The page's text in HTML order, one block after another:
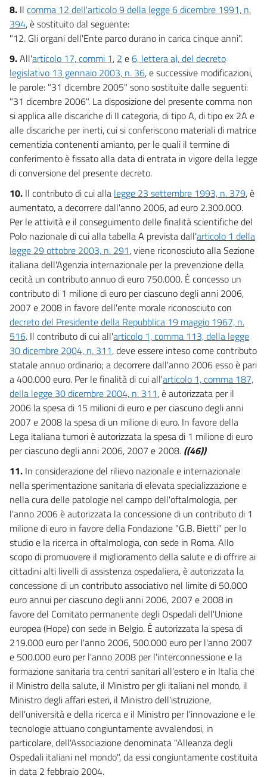
8. Il comma 12 dell'articolo 9 della legge 6 dicembre 1991, n.
394, è sostituito dal seguente:
"12. Gli organi dell'Ente parco durano in carica cinque anni".
9.All'articolo 17, commi 1, 2 e6, lettera a), del decreto
legislativo 13 gennaio 2003, n. 36, e successive modificazioni,
le parole: "31 dicembre 2005" sono sostituite dalle seguenti:
"31 dicembre 2006". La disposizione del presente comma non
si applica alle discariche di II categoria, di tipo A, di tipo ex 2A e
alle discariche per inerti, cui si conferiscono materiali di matrice
cementizia contenenti amianto, per le quali il termine di
conferimento è fissato alla data di entrata in vigore della legge
di conversione del presente decreto.
10. Il contributo di cui alla legge 23 settembre 1993, n. 379, è
aumentato, a decorrere dall'anno 2006, ad euro 2.300.000.
Per le attività e il conseguimento delle finalità scientifiche del
Polo nazionale di cui alla tabella A prevista dall'articolo 1 della
legge 29 ottobre 2003, n. 291, viene riconosciuto alla Sezione
italiana dell'Agenzia internazionale per la prevenzione della
cecità un contributo annuo di euro 750.000. È concesso un
contributo di 1 milione di euro per ciascuno degli anni 2006,
2007 e 2008 in favore dell'ente morale riconosciuto con
decreto del Presidente della Repubblica 19 maggio 1967, n.
516. Il contributo di cui all'articolo 1, comma 113, della legge
30 dicembre 2004, n. 311, deve essere inteso come contributo
statale annuo ordinario; a decorrere dall'anno 2006 esso è pari
a 400.000 euro. Per le finalità di cui all'articolo 1, comma 187,
della legge 30 dicembre 2004, n. 311, è autorizzata per il
2006 la spesa di 15 milioni di euro e per ciascuno degli anni
2007 e 2008 la spesa di un milione di euro. In favore della
Lega italiana tumori è autorizzata la spesa di 1 milione di euro
per ciascuno degli anni 2006, 2007 e 2008. ((46))
11. In considerazione del rilievo nazionale e internazionale
nella sperimentazione sanitaria di elevata specializzazione e
nella cura delle patologie nel campo dell'oftalmologia, per
l'anno 2006 è autorizzata la concessione di un contributo di 1
milione di euro in favore della Fondazione "G.B. Bietti" per lo
studio e la ricerca in oftalmologia, con sede in Roma. Allo
scopo di promuovere il miglioramento della salute e di offrire ai
cittadini alti livelli di assistenza ospedaliera, è autorizzata la
concessione di un contributo associativo nel limite di 50.000
euro annui per ciascuno degli anni 2006, 2007 e 2008 in
favore del Comitato permanente degli Ospedali dell'Unione
europea (Hope) con sede in Belgio. È autorizzata la spesa di
219.000 euro per l'anno 2006, 500.000 euro per l'anno 2007
e 500.000 euro per l'anno 2008 per l'interconnessione e la
formazione sanitaria tra centri sanitari all'estero e in Italia che
il Ministro della salute, il Ministro per gli italiani nel mondo, il
Ministro degli affari esteri, il Ministro dell'istruzione,
dell'università e della ricerca e il Ministro per l'innovazione e le
tecnologie attuano congiuntamente avvalendosi, in
particolare, dell'Associazione denominata "Alleanza degli
Ospedali italiani nel mondo", da essi congiuntamente costituita
in data 2 febbraio 2004.